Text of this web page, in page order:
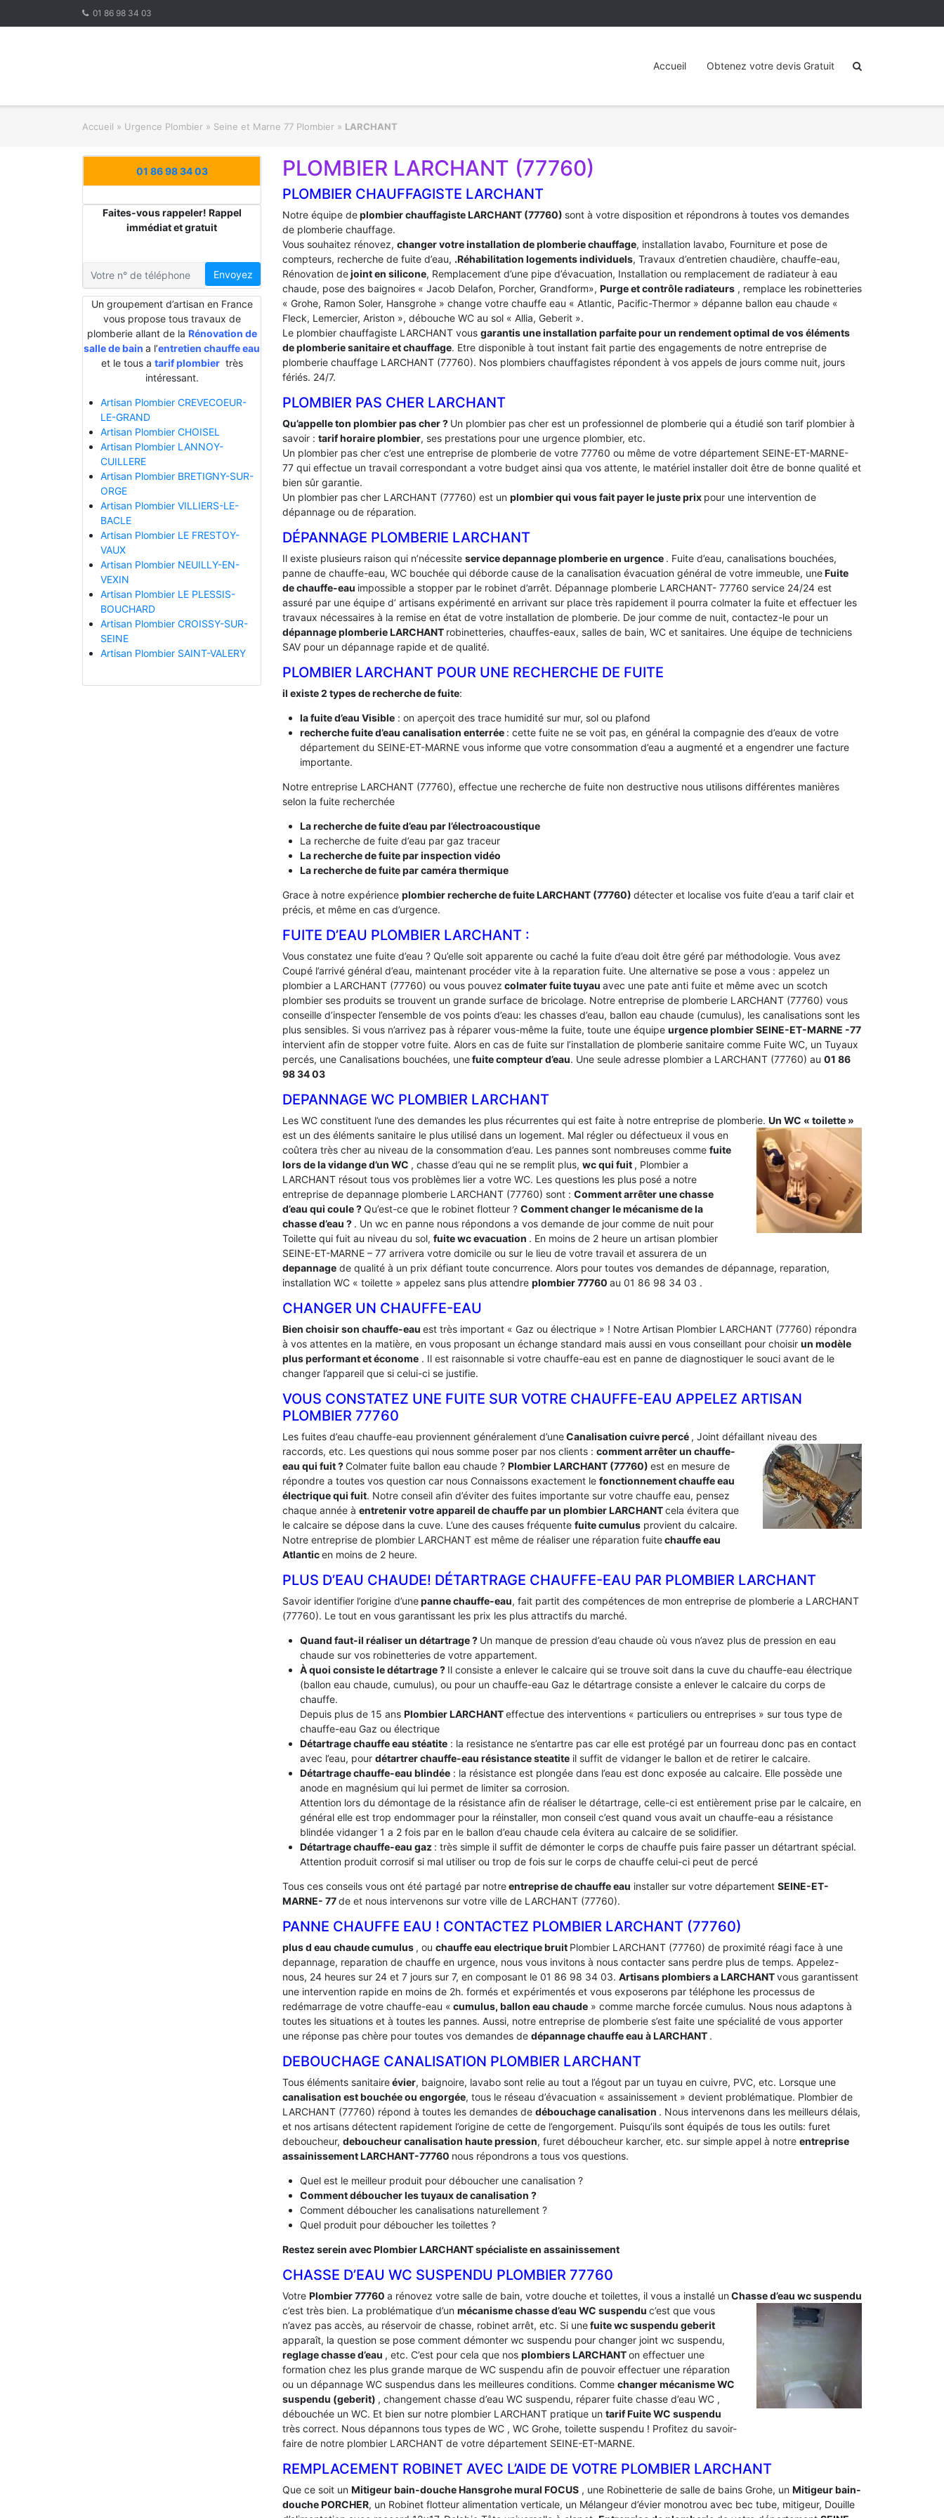
01 86 98 34 03
Accueil Obtenez votre devis Gratuit
Accueil » Urgence Plombier » Seine et Marne 77 Plombier » LARCHANT
01 86 98 34 03
Faites-vous rappeler! Rappel
immédiat et gratuit
Envoyez
Un groupement d’artisan en France
vous propose tous travaux de
plomberie allant de la Rénovation de
salle de bain a l’entretien chauffe eau
et le tous a tarif plombiertrès
intéressant.
Artisan Plombier CREVECOEUR-
LE-GRAND
Artisan Plombier CHOISEL
Artisan Plombier LANNOY-
CUILLERE
Artisan Plombier BRETIGNY-SUR-
ORGE
Artisan Plombier VILLIERS-LE-
BACLE
Artisan Plombier LE FRESTOY-
VAUX
Artisan Plombier NEUILLY-EN-
VEXIN
Artisan Plombier LE PLESSIS-
BOUCHARD
Artisan Plombier CROISSY-SUR-
SEINE
Artisan Plombier SAINT-VALERY
PLOMBIER LARCHANT (77760)
PLOMBIER CHAUFFAGISTE LARCHANT
Notre équipe deplombier chauffagiste LARCHANT (77760) sont à votre disposition et répondrons à toutes vos demandes
de plomberie chauffage.
Vous souhaitez rénovez, changer votre installation de plomberie chauffage, installation lavabo, Fourniture et pose de
compteurs, recherche de fuite d’eau, .Réhabilitation logements individuels, Travaux d’entretien chaudière, chauffe-eau,
Rénovation dejoint en silicone, Remplacement d’une pipe d’évacuation, Installation ou remplacement de radiateur à eau
chaude, pose des baignoires « Jacob Delafon, Porcher, Grandform», Purge et contrôle radiateurs , remplace les robinetteries
« Grohe, Ramon Soler, Hansgrohe » change votre chauffe eau « Atlantic, Pacific-Thermor » dépanne ballon eau chaude «
Fleck, Lemercier, Ariston », débouche WC au sol « Allia, Geberit ».
Le plombier chauffagiste LARCHANT vous garantis une installation parfaite pour un rendement optimal de vos éléments
de plomberie sanitaire et chauffage. Etre disponible à tout instant fait partie des engagements de notre entreprise de
plomberie chauffage LARCHANT (77760). Nos plombiers chauffagistes répondent à vos appels de jours comme nuit, jours
fériés. 24/7.
PLOMBIER PAS CHER LARCHANT
Qu’appelle ton plombier pas cher ? Un plombier pas cher est un professionnel de plomberie qui a étudié son tarif plombier à
savoir : tarif horaire plombier, ses prestations pour une urgence plombier, etc.
Un plombier pas cher c’est une entreprise de plomberie de votre 77760 ou même de votre département SEINE-ET-MARNE-
77 qui effectue un travail correspondant a votre budget ainsi qua vos attente, le matériel installer doit être de bonne qualité et
bien sûr garantie.
Un plombier pas cher LARCHANT (77760) est un plombier qui vous fait payer le juste prix pour une intervention de
dépannage ou de réparation.
DÉPANNAGE PLOMBERIE LARCHANT
Il existe plusieurs raison qui n’nécessite service depannage plomberie en urgence . Fuite d’eau, canalisations bouchées,
panne de chauffe-eau, WC bouchée qui déborde cause de la canalisation évacuation général de votre immeuble, uneFuite
de chauffe-eau impossible a stopper par le robinet d’arrêt. Dépannage plomberie LARCHANT- 77760 service 24/24 est
assuré par une équipe d’ artisans expérimenté en arrivant sur place très rapidement il pourra colmater la fuite et effectuer les
travaux nécessaires à la remise en état de votre installation de plomberie. De jour comme de nuit, contactez-le pour un
dépannage plomberie LARCHANT robinetteries, chauffes-eaux, salles de bain, WC et sanitaires. Une équipe de techniciens
SAV pour un dépannage rapide et de qualité.
PLOMBIER LARCHANT POUR UNE RECHERCHE DE FUITE
il existe 2 types de recherche de fuite:
la fuite d’eau Visible: on aperçoit des trace humidité sur mur, sol ou plafond
recherche fuite d’eau canalisation enterrée : cette fuite ne se voit pas, en général la compagnie des d’eaux de votre
département du SEINE-ET-MARNE vous informe que votre consommation d’eau a augmenté et a engendrer une facture
importante.
Notre entreprise LARCHANT (77760), effectue une recherche de fuite non destructive nous utilisons différentes manières
selon la fuite recherchée
La recherche de fuite d’eau par l’électroacoustique
La recherche de fuite d’eau par gaz traceur
La recherche de fuite par inspection vidéo
La recherche de fuite par caméra thermique
Grace à notre expérience plombier recherche de fuite LARCHANT (77760) détecter et localise vos fuite d’eau a tarif clair et
précis, et même en cas d’urgence.
FUITE D’EAU PLOMBIER LARCHANT :
Vous constatez une fuite d’eau ? Qu’elle soit apparente ou caché la fuite d’eau doit être géré par méthodologie. Vous avez
Coupé l’arrivé général d’eau, maintenant procéder vite à la reparation fuite. Une alternative se pose a vous : appelez un
plombier a LARCHANT (77760) ou vous pouvez colmater fuite tuyau avec une pate anti fuite et même avec un scotch
plombier ses produits se trouvent un grande surface de bricolage. Notre entreprise de plomberie LARCHANT (77760) vous
conseille d’inspecter l’ensemble de vos points d’eau: les chasses d’eau, ballon eau chaude (cumulus), les canalisations sont les
plus sensibles. Si vous n’arrivez pas à réparer vous-même la fuite, toute une équipe urgence plombier SEINE-ET-MARNE -77
intervient afin de stopper votre fuite. Alors en cas de fuite sur l’installation de plomberie sanitaire comme Fuite WC, un Tuyaux
percés, une Canalisations bouchées, unefuite compteur d’eau. Une seule adresse plombier a LARCHANT (77760) au 01 86
98 34 03
DEPANNAGE WC PLOMBIER LARCHANT
Les WC constituent l’une des demandes les plus récurrentes qui est faite à notre entreprise de plomberie. Un WC « toilette »
est un des éléments sanitaire le plus utilisé dans un logement. Mal régler ou défectueux il vous en
coûtera très cher au niveau de la consommation d’eau. Les pannes sont nombreuses comme fuite
lors de la vidange d’un WC , chasse d’eau qui ne se remplit plus, wc qui fuit , Plombier a
LARCHANT résout tous vos problèmes lier a votre WC. Les questions les plus posé a notre
entreprise de depannage plomberie LARCHANT (77760) sont : Comment arrêter une chasse
d’eau qui coule ?Qu’est-ce que le robinet flotteur ? Comment changer le mécanisme de la
chasse d’eau ? . Un wc en panne nous répondons a vos demande de jour comme de nuit pour
Toilette qui fuit au niveau du sol, fuite wc evacuation . En moins de 2 heure un artisan plombier
SEINE-ET-MARNE – 77 arrivera votre domicile ou sur le lieu de votre travail et assurera de un
depannage de qualité à un prix défiant toute concurrence. Alors pour toutes vos demandes de dépannage, reparation,
installation WC « toilette » appelez sans plus attendre plombier 77760 au 01 86 98 34 03 .
CHANGER UN CHAUFFE-EAU
Bien choisir son chauffe-eau est très important « Gaz ou électrique » ! Notre Artisan Plombier LARCHANT (77760) répondra
à vos attentes en la matière, en vous proposant un échange standard mais aussi en vous conseillant pour choisir un modèle
plus performant et économe . Il est raisonnable si votre chauffe-eau est en panne de diagnostiquer le souci avant de le
changer l’appareil que si celui-ci se justifie.
VOUS CONSTATEZ UNE FUITE SUR VOTRE CHAUFFE-EAU APPELEZ ARTISAN
PLOMBIER 77760
Les fuites d’eau chauffe-eau proviennent généralement d’uneCanalisation cuivre percé , Joint défaillant niveau des
raccords, etc. Les questions qui nous somme poser par nos clients : comment arrêter un chauffe-
eau qui fuit ?Colmater fuite ballon eau chaude ? Plombier LARCHANT (77760) est en mesure de
répondre a toutes vos question car nous Connaissons exactement le fonctionnement chauffe eau
électrique qui fuit. Notre conseil afin d’éviter des fuites importante sur votre chauffe eau, pensez
chaque année à entretenir votre appareil de chauffe par un plombier LARCHANTcela évitera que
le calcaire se dépose dans la cuve. L’une des causes fréquente fuite cumulus provient du calcaire.
Notre entreprise de plombier LARCHANT est même de réaliser une réparation fuitechauffe eau
Atlanticen moins de 2 heure.
PLUS D’EAU CHAUDE! DÉTARTRAGE CHAUFFE-EAU PAR PLOMBIER LARCHANT
Savoir identifier l’origine d’unepanne chauffe-eau, fait partit des compétences de mon entreprise de plomberie a LARCHANT
(77760). Le tout en vous garantissant les prix les plus attractifs du marché.
Quand faut-il réaliser un détartrage ? Un manque de pression d’eau chaude où vous n’avez plus de pression en eau
chaude sur vos robinetteries de votre appartement.
À quoi consiste le détartrage ? Il consiste a enlever le calcaire qui se trouve soit dans la cuve du chauffe-eau électrique
(ballon eau chaude, cumulus), ou pour un chauffe-eau Gaz le détartrage consiste a enlever le calcaire du corps de
chauffe.
Depuis plus de 15 ans Plombier LARCHANTeffectue des interventions « particuliers ou entreprises » sur tous type de
chauffe-eau Gaz ou électrique
Détartrage chauffe eau stéatite: la resistance ne s’entartre pas car elle est protégé par un fourreau donc pas en contact
avec l’eau, pour détartrer chauffe-eau résistance steatiteil suffit de vidanger le ballon et de retirer le calcaire.
Détartrage chauffe-eau blindée: la résistance est plongée dans l’eau est donc exposée au calcaire. Elle possède une
anode en magnésium qui lui permet de limiter sa corrosion.
Attention lors du démontage de la résistance afin de réaliser le détartrage, celle-ci est entièrement prise par le calcaire, en
général elle est trop endommager pour la réinstaller, mon conseil c’est quand vous avait un chauffe-eau a résistance
blindée vidanger 1 a 2 fois par en le ballon d’eau chaude cela évitera au calcaire de se solidifier.
Détartrage chauffe-eau gaz : très simple il suffit de démonter le corps de chauffe puis faire passer un détartrant spécial.
Attention produit corrosif si mal utiliser ou trop de fois sur le corps de chauffe celui-ci peut de percé
Tous ces conseils vous ont été partagé par notreentreprise de chauffe eau installer sur votre département SEINE-ET-
MARNE- 77de et nous intervenons sur votre ville de LARCHANT (77760).
PANNE CHAUFFE EAU ! CONTACTEZ PLOMBIER LARCHANT (77760)
plus d eau chaude cumulus , ou chauffe eau electrique bruit Plombier LARCHANT (77760) de proximité réagi face à une
depannage, reparation de chauffe en urgence, nous vous invitons à nous contacter sans perdre plus de temps. Appelez-
nous, 24 heures sur 24 et 7 jours sur 7, en composant le 01 86 98 34 03. Artisans plombiers a LARCHANTvous garantissent
une intervention rapide en moins de 2h. formés et expérimentés et vous exposerons par téléphone les processus de
redémarrage de votre chauffe-eau « cumulus, ballon eau chaude » comme marche forcée cumulus. Nous nous adaptons à
toutes les situations et à toutes les pannes. Aussi, notre entreprise de plomberie s’est faite une spécialité de vous apporter
une réponse pas chère pour toutes vos demandes de dépannage chauffe eau à LARCHANT .
DEBOUCHAGE CANALISATION PLOMBIER LARCHANT
Tous éléments sanitaireévier, baignoire, lavabo sont relie au tout a l’égout par un tuyau en cuivre, PVC, etc. Lorsque une
canalisation est bouchée ou engorgée, tous le réseau d’évacuation « assainissement » devient problématique. Plombier de
LARCHANT (77760) répond à toutes les demandes de débouchage canalisation . Nous intervenons dans les meilleurs délais,
et nos artisans détectent rapidement l’origine de cette de l’engorgement. Puisqu’ils sont équipés de tous les outils: furet
deboucheur, deboucheur canalisation haute pression, furet déboucheur karcher, etc. sur simple appel à notre entreprise
assainissement LARCHANT-77760 nous répondrons a tous vos questions.
Quel est le meilleur produit pour déboucher une canalisation ?
Comment déboucher les tuyaux de canalisation ?
Comment déboucher les canalisations naturellement ?
Quel produit pour déboucher les toilettes ?
Restez serein avec Plombier LARCHANT spécialiste en assainissement
CHASSE D’EAU WC SUSPENDU PLOMBIER 77760
Votre Plombier 77760 a rénovez votre salle de bain, votre douche et toilettes, il vous a installé unChasse d’eau wcsuspendu
c’est très bien. La problématique d’un mécanisme chasse d’eau WC suspendu c’est que vous
n’avez pas accès, au réservoir de chasse, robinet arrêt, etc. Si unefuite wc suspendu geberit
apparaît, la question se pose comment démonter wc suspendu pour changer joint wc suspendu,
reglage chasse d’eau , etc. C’est pour cela que nos plombiers LARCHANTon effectuer une
formation chez les plus grande marque de WC suspendu afin de pouvoir effectuer une réparation
ou un dépannage WC suspendus dans les meilleures conditions. Comme changer mécanisme WC
suspendu (geberit) , changement chasse d’eau WC suspendu, réparer fuite chasse d’eau WC ,
débouchée un WC. Et bien sur notre plombier LARCHANT pratique un tarif Fuite WC suspendu
très correct. Nous dépannons tous types de WC , WC Grohe, toilette suspendu ! Profitez du savoir-
faire de notre plombier LARCHANT de votre département SEINE-ET-MARNE.
REMPLACEMENT ROBINET AVEC L’AIDE DE VOTRE PLOMBIER LARCHANT
Que ce soit un Mitigeur bain-douche Hansgrohe mural FOCUS , une Robinetterie de salle de bains Grohe, un Mitigeur bain-
douche PORCHER, un Robinet flotteur alimentation verticale, un Mélangeur d’évier monotrou avec bec tube, mitigeur, Douille